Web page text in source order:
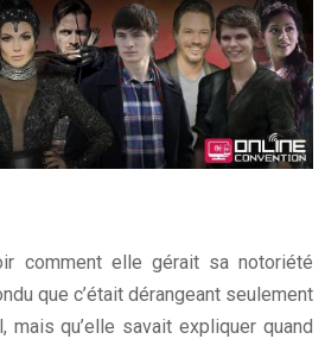
comment elle gérait sa notoriété
que c’était dérangeant seulement
mais qu’elle savait expliquer quand